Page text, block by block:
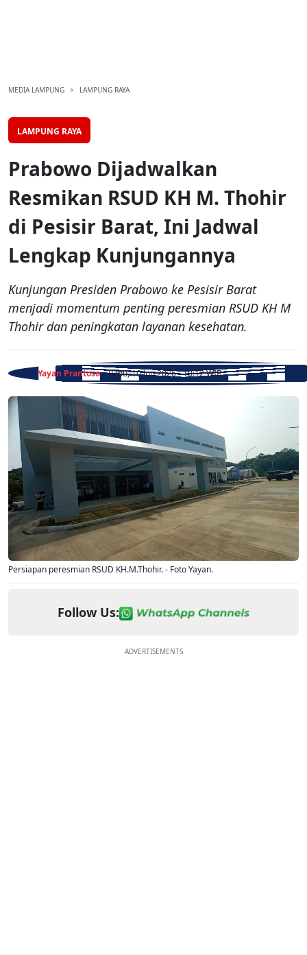
MEDIA LAMPUNG LAMPUNG RAYA
LAMPUNG RAYA
Prabowo Dijadwalkan
Resmikan RSUD KH M. Thohir
di Pesisir Barat, Ini Jadwal
Lengkap Kunjungannya
Kunjungan Presiden Prabowo ke Pesisir Barat
menjadi momentum penting peresmian RSUD KH M
Thohir dan peningkatan layanan kesehatan.
Yayan Prantoso - Rabu, 10 Jun 2026 - 10:12 WIB
Persiapan peresmian RSUD KH.M.Thohir. - Foto Yayan.
Follow Us:
ADVERTISEMENTS